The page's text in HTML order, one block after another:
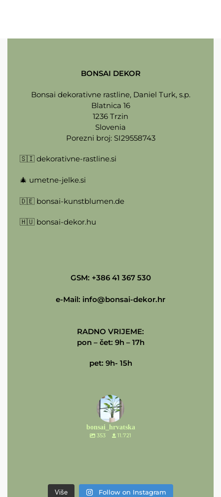
BONSAI DEKOR
Bonsai dekorativne rastline, Daniel Turk, s.p.
Blatnica 16
1236 Trzin
Slovenia
Porezni broj: SI29558743
🇸🇮 dekorativne-rastline.si
🎄 umetne-jelke.si
🇩🇪 bonsai-kunstblumen.de
🇭🇺 bonsai-dekor.hu
GSM: +386 41 367 530
e-Mail: info@bonsai-dekor.hr
RADNO VRIJEME:
pon – čet: 9h – 17h
pet: 9h- 15h
bonsai_hrvatska
353 11.721
Više Follow on Instagram